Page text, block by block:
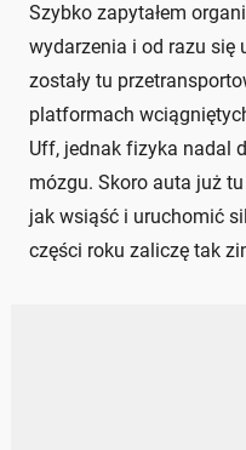
Szybko zapytałem
wydarzenia i od razu się
zostały tu
platformach
Uff, jednak fizyka nadal
mózgu. Skoro auta już
jak wsiąść i uruchomić
części roku zaliczę tak